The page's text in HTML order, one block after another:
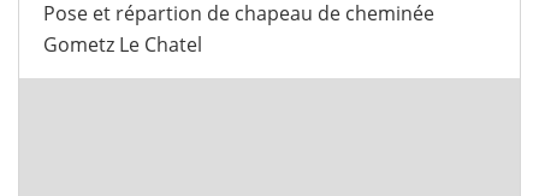
Pose et répartion de chapeau de cheminée
Gometz Le Chatel